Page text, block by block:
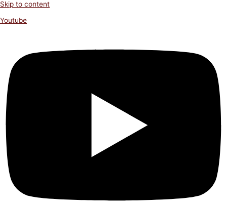
Skip to content
Youtube